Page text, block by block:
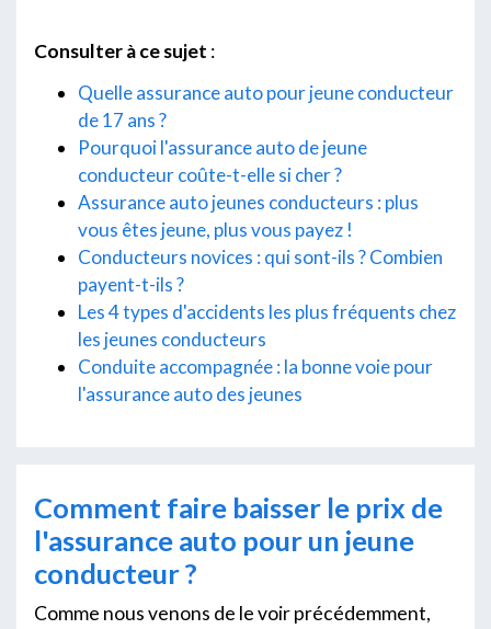
Consulter à ce sujet :
Quelle assurance auto pour jeune conducteur
de 17 ans ?
Pourquoi l'assurance auto de jeune
conducteur coûte-t-elle si cher ?
Assurance auto jeunes conducteurs : plus
vous êtes jeune, plus vous payez !
Conducteurs novices : qui sont-ils ? Combien
payent-t-ils ?
Les 4 types d'accidents les plus fréquents chez
les jeunes conducteurs
Conduite accompagnée : la bonne voie pour
l'assurance auto des jeunes
Comment faire baisser le prix de
l'assurance auto pour un jeune
conducteur ?
Comme nous venons de le voir précédemment,